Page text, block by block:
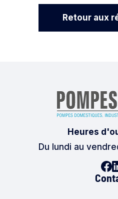
Retour aux
Heures
Du lundi au